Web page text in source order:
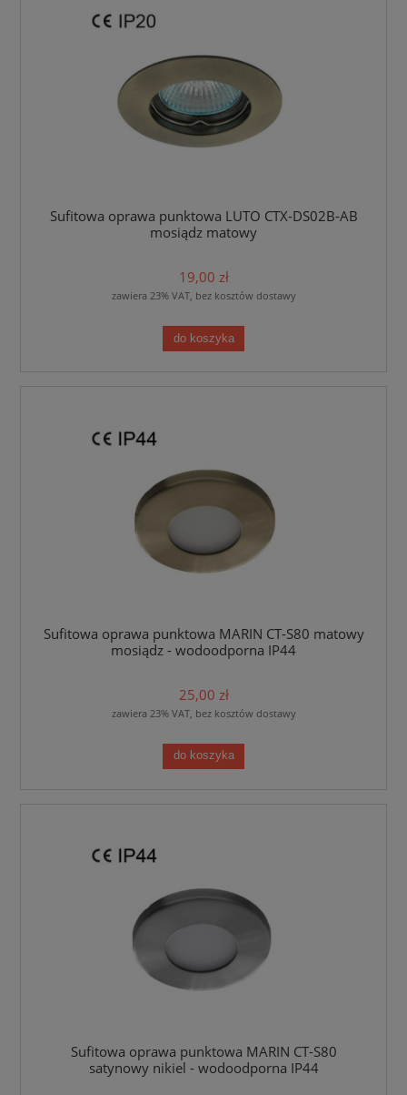
Sufitowa oprawa punktowa LUTO CTX-DS02B-AB
mosiądz matowy
19,00 zł
zawiera 23% VAT, bez kosztów dostawy
do koszyka
Sufitowa oprawa punktowa MARIN CT-S80 matowy
mosiądz - wodoodporna IP44
25,00 zł
zawiera 23% VAT, bez kosztów dostawy
do koszyka
Sufitowa oprawa punktowa MARIN CT-S80
satynowy nikiel - wodoodporna IP44